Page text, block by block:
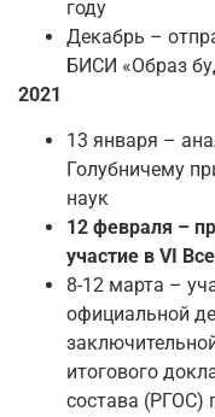
году
Декабрь –
БИСИ «Образ
2021
13 января –
Голубничему
наук
12 февраля –
участие в VI
8-12 марта –
официальной
итогового
состава (РГОС)